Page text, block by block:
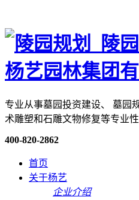
专业从事墓园投资建设、 墓园
术雕塑和石雕文物修复等专业
400-820-2862
首页
关于杨艺
企业介绍